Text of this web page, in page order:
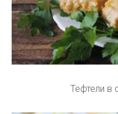
Тефтели в